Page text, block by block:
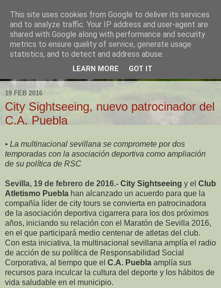
19 FEB 2016
City Sightseeing, nuevo patrocinador del
C.A. Puebla
• La multinacional sevillana se compromete por dos
temporadas con la asociación deportiva como ampliación
de su política de RSC
Sevilla, 19 de febrero de 2016.- City Sightseeing y el Club
Atletismo Puebla han alcanzado un acuerdo para que la
compañía líder de city tours se convierta en patrocinadora
de la asociación deportiva cigarrera para los dos próximos
años, iniciando su relación con el Maratón de Sevilla 2016,
en el que participará medio centenar de atletas del club.
Con esta iniciativa, la multinacional sevillana amplía el radio
de acción de su política de Responsabilidad Social
Corporativa, al tiempo que el C.A. Puebla amplía sus
recursos para inculcar la cultura del deporte y los hábitos de
vida saludable en el municipio.
This site uses cookies from Google to deliver its services
and to analyze traffic. Your IP address and user-agent are
shared with Google along with performance and security
metrics to ensure quality of service, generate usage
statistics, and to detect and address abuse.
LEARN MORE GOT IT